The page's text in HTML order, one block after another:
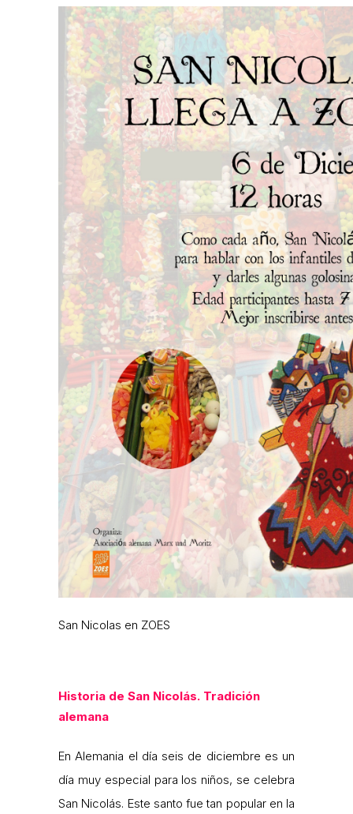
San Nicolas en ZOES
Historia de San Nicolás. Tradición
alemana
En Alemania el día seis de diciembre es un
día muy especial para los niños, se celebra
San Nicolás. Este santo fue tan popular en la